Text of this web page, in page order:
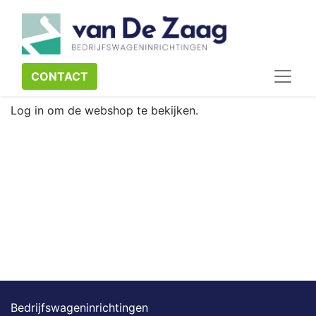
CONTACT​​​​
Log in om de webshop te bekijken.
Bedrijfswageninrichtingen